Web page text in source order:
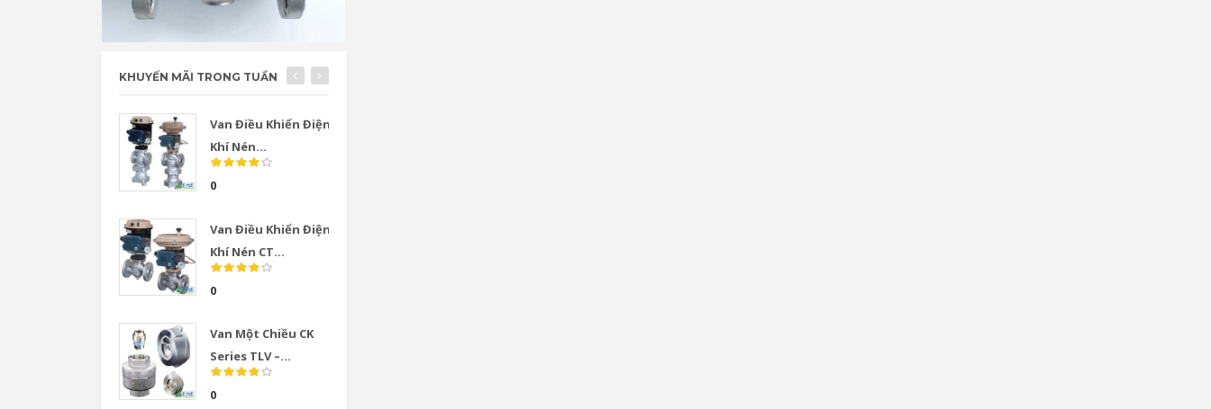
KHUYẾN MÃI TRONG TUẦN
Van Điều Khiển Điện
Khí Nén...
0
Van Điều Khiển Điện
Khí Nén CT...
0
Van Một Chiều CK
Series TLV –...
0